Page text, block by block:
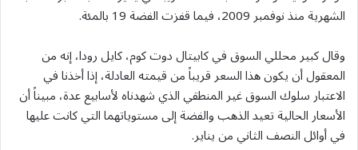
الشهرية منذ نوفمبر 2009، فيما قفزت الفضة 19 بالمئة.
وقال كبير محللي السوق في كابيتال دوت كوم، كايل رودا، إنه من
المعقول أن يكون هذا السعر قريباً من قيمته العادلة، إذا أخذنا في
الاعتبار سلوك السوق غير المنطقي الذي شهدناه لأسابيع عدة، مبيناً أن
الأسعار الحالية تعيد الذهب والفضة إلى مستوياتهما التي كانت عليها
في أوائل النصف الثاني من يناير.